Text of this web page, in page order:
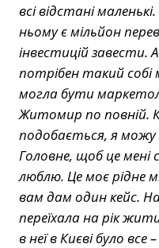
всі відстані
ньому є мільйон
інвестицій завести.
потрібен такий
могла бути
Житомир по повній.
подобається, я
Головне, щоб це
люблю. Це моє рідне
вам дам один кейс.
переїхала на рік
в неї в Києві було